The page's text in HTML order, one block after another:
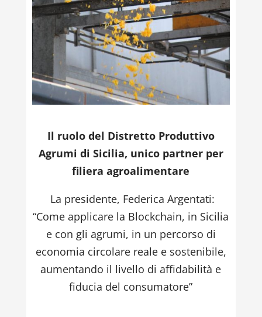
Il ruolo del Distretto Produttivo
Agrumi di Sicilia, unico partner per
filiera agroalimentare
La presidente, Federica Argentati:
“Come applicare la Blockchain, in Sicilia
e con gli agrumi, in un percorso di
economia circolare reale e sostenibile,
aumentando il livello di affidabilità e
fiducia del consumatore”